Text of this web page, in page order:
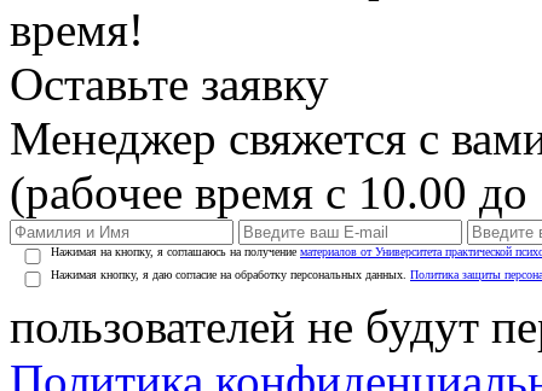
время!
Оставьте заявку
Менеджер свяжется с
(рабочее время с 10.00
Нажимая на кнопку, я соглашаюсь на получение материалов от Университета практической
Нажимая кнопку, я даю согласие на обработку персональных данных. Политика защиты
пользователей не будут
Политика